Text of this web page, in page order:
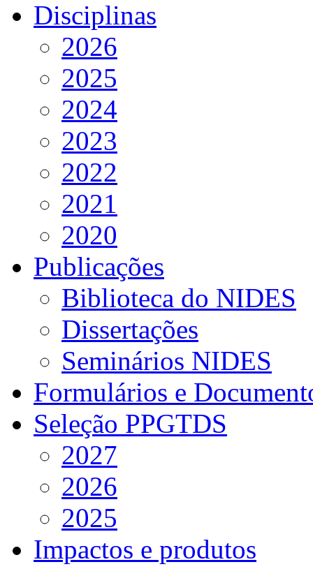
Disciplinas
2026
2025
2024
2023
2022
2021
2020
Publicações
Biblioteca do NIDES
Dissertações
Seminários NIDES
Formulários e
Seleção PPGTDS
2027
2026
2025
Impactos e produtos